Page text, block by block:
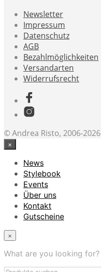
Newsletter
Impressum
Datenschutz
AGB
Bezahlmöglichkeiten
Versandarten
Widerrufsrecht
© Andrea Risto, 2006-2026
×
News
Stylebook
Events
Über uns
Kontakt
Gutscheine
×
What are you looking for?